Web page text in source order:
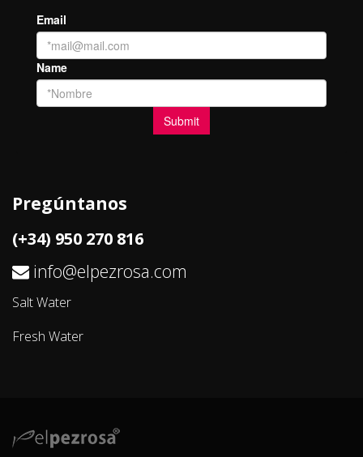
Pregúntanos
(+34) 950 270 816
info@elpezrosa.com
Salt Water
Fresh Water